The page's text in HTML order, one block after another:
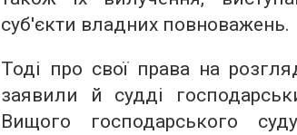
суб'єкти владних повноважень.
Тоді про свої права на
заявили й судді
Вищого господарського